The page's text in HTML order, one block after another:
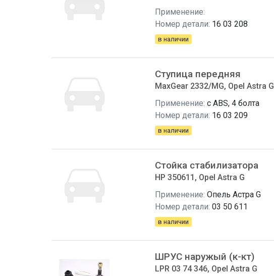
Применение:
Номер детали: 16 03 208
в наличии
Ступица передняя
MaxGear 2332/MG, Opel Astra G
Применение: с ABS, 4 болта
Номер детали: 16 03 209
в наличии
Стойка стабилизатора
HP 350611, Opel Astra G
Применение: Опель Астра G
Номер детали: 03 50 611
в наличии
ШРУС наружый (к-кт)
LPR 03 74 346, Opel Astra G